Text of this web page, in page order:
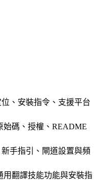
、安裝指令、支援平台
碼、授權、README
手指引、閘道設置與頻
翻譯技能功能與安裝指